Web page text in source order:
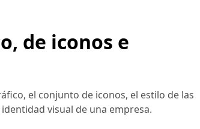
de iconos e
el conjunto de iconos, el estilo de las
visual de una empresa.